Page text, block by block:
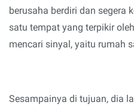
berusaha berdiri dan segera
satu tempat yang terpikir
mencari sinyal, yaitu rumah
Sesampainya di tujuan, dia